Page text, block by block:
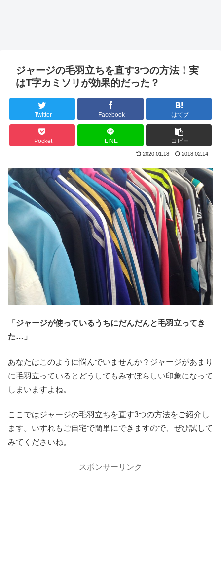
ジャージの毛羽立ちを直す3つの方法！実
はT字カミソリが効果的だった？
Twitter Facebook はてブ
Pocket LINE コピー
2020.01.18 2018.02.14
「ジャージが使っているうちにだんだんと毛羽立ってき
た…」
あなたはこのように悩んでいませんか？ジャージがあまり
に毛羽立っているとどうしてもみすぼらしい印象になって
しまいますよね。
ここではジャージの毛羽立ちを直す3つの方法をご紹介し
ます。いずれもご自宅で簡単にできますので、ぜひ試して
みてくださいね。
スポンサーリンク